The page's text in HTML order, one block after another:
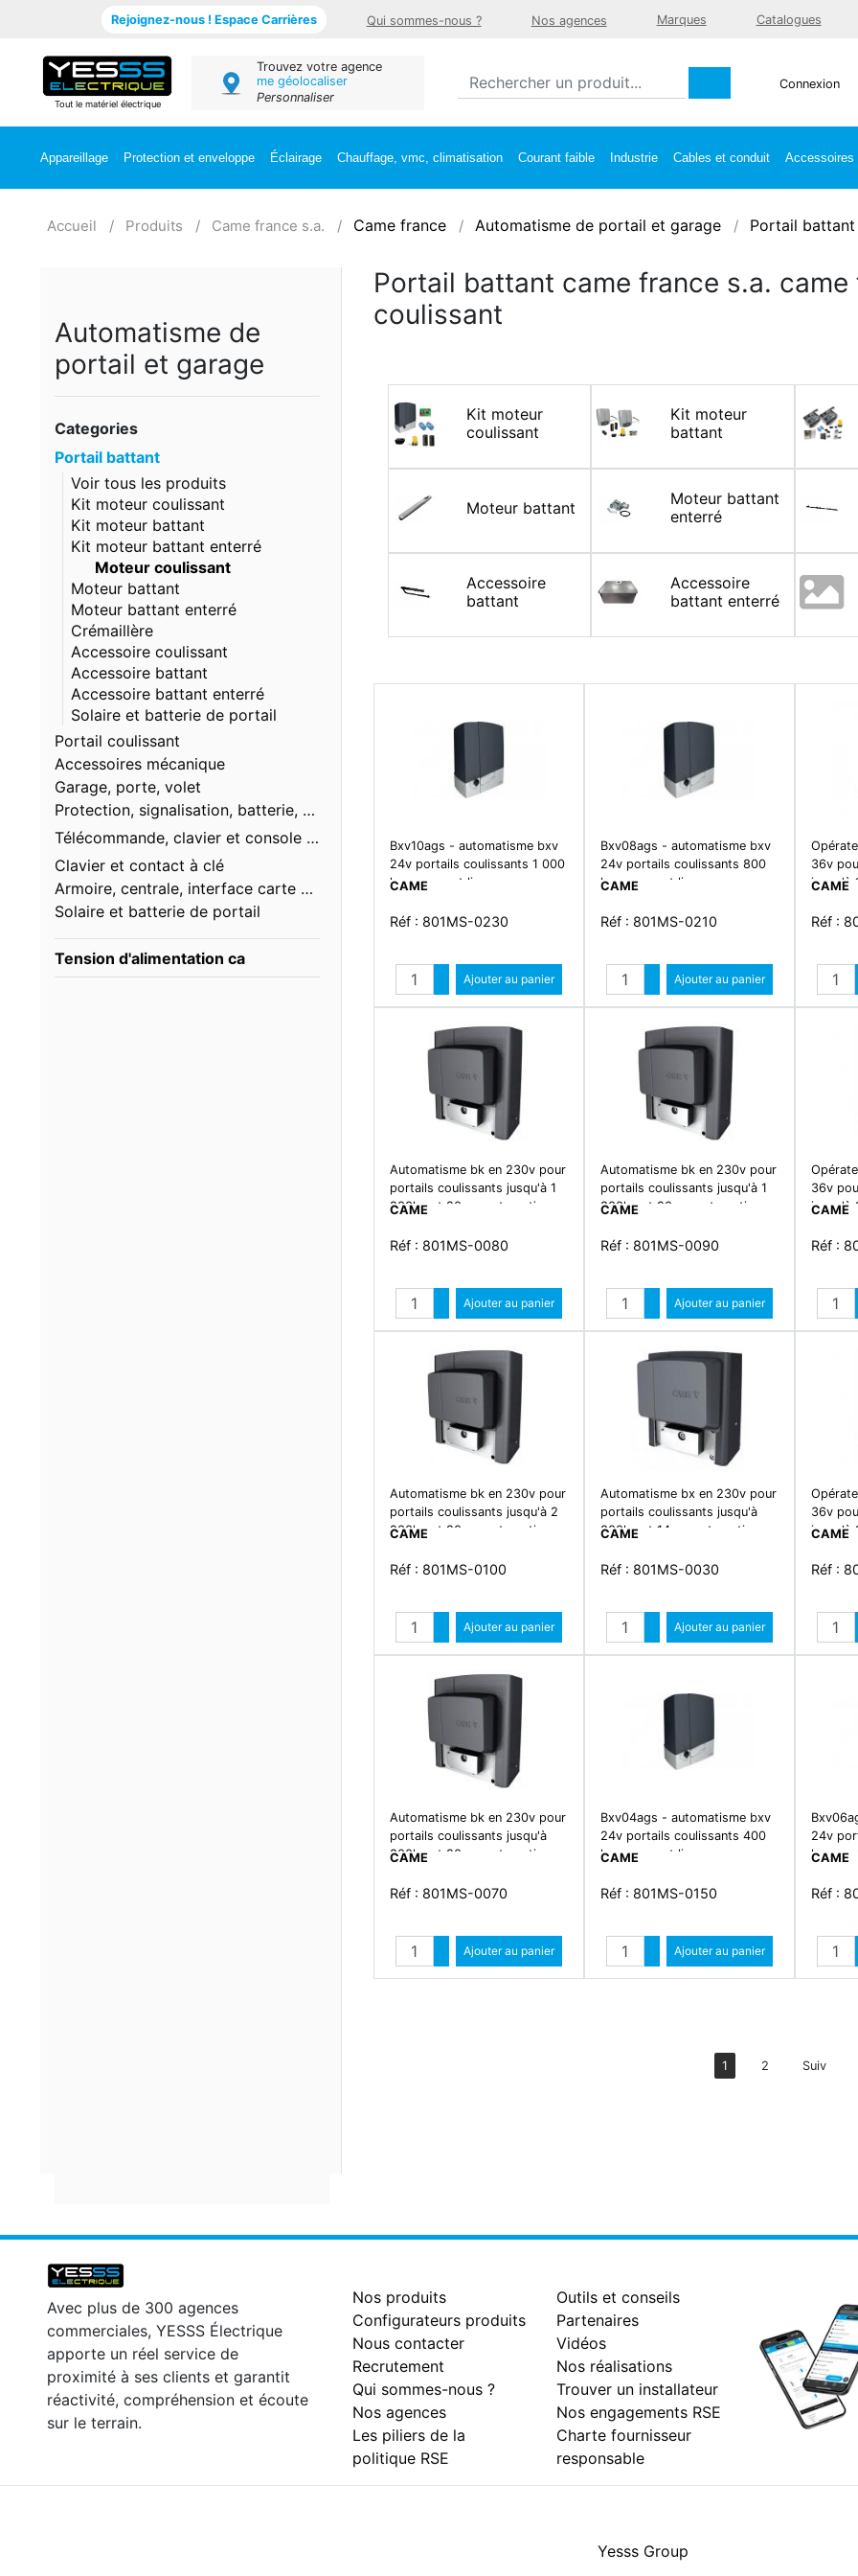
Rejoignez-nous ! Espace Carrières Qui sommes-nous ? Nos agences Marques Catalogues
Tout le matériel électrique
Trouvez votre agence
me géolocaliser
Personnaliser
Connexion
Appareillage Protection et enveloppe Éclairage Chauffage, vmc, climatisation Courant faible Industrie Cables et conduit Accessoires
Accueil Produits Came france s.a. Came france Automatisme de portail et garage Portail battant
Automatisme de
portail et garage
Categories
Portail battant
Voir tous les produits
Kit moteur coulissant
Kit moteur battant
Kit moteur battant enterré
Moteur coulissant
Moteur battant
Moteur battant enterré
Crémaillère
Accessoire coulissant
Accessoire battant
Accessoire battant enterré
Solaire et batterie de portail
Portail coulissant
Accessoires mécanique
Garage, porte, volet
Protection, signalisation, batterie, solaire
Télécommande, clavier et console de programmation
Clavier et contact à clé
Armoire, centrale, interface carte de commande
Solaire et batterie de portail
Tension d'alimentation ca
Portail battant came france s.a.
coulissant
Kit moteur
coulissant
Kit moteur
battant
Moteur battant
Moteur battant
enterré
Accessoire
battant
Accessoire
battant enterré
Bxv10ags - automatisme bxv
24v portails coulissants 1 000
kg - connect line -
CAME
Réf : 801MS-0230
Quantité
Augmenter quantité
Diminuer quantité
Ajouter au panier
Bxv08ags - automatisme bxv
24v portails coulissants 800
kg - connect line -
CAME
Réf : 801MS-0210
Quantité
Augmenter quantité
Diminuer quantité
Ajouter au panier
36v
jusqu'à
CAME
Réf :
Automatisme bk en 230v pour
portails coulissants jusqu'à 1
200kg et 20m - automatismes
CAME
Réf : 801MS-0080
Quantité
Augmenter quantité
Diminuer quantité
Ajouter au panier
Automatisme bk en 230v pour
portails coulissants jusqu'à 1
800kg et 20m - automatismes
CAME
Réf : 801MS-0090
Quantité
Augmenter quantité
Diminuer quantité
Ajouter au panier
36v
jusqu'à
CAME
Réf :
Automatisme bk en 230v pour
portails coulissants jusqu'à 2
200kg et 20m - automatismes
CAME
Réf : 801MS-0100
Quantité
Augmenter quantité
Diminuer quantité
Ajouter au panier
Automatisme bx en 230v pour
portails coulissants jusqu'à
800kg et 14m - automatismes
CAME
Réf : 801MS-0030
Quantité
Augmenter quantité
Diminuer quantité
Ajouter au panier
36v
jusqu'à
CAME
Réf :
Automatisme bk en 230v pour
portails coulissants jusqu'à
800kg et 20m - automatismes
CAME
Réf : 801MS-0070
Quantité
Augmenter quantité
Diminuer quantité
Ajouter au panier
Bxv04ags - automatisme bxv
24v portails coulissants 400
kg - connect line -
CAME
Réf : 801MS-0150
Quantité
Augmenter quantité
Diminuer quantité
Ajouter au panier
24v
kg -
CAME
Réf :
1 2 Suiv
Avec plus de 300 agences
commerciales, YESSS Électrique
apporte un réel service de
proximité à ses clients et garantit
réactivité, compréhension et écoute
sur le terrain.
Nos produits
Configurateurs produits
Nous contacter
Recrutement
Qui sommes-nous ?
Nos agences
Les piliers de la
politique RSE
Outils et conseils
Partenaires
Vidéos
Nos réalisations
Trouver un installateur
Nos engagements RSE
Charte fournisseur
responsable
Yesss Group